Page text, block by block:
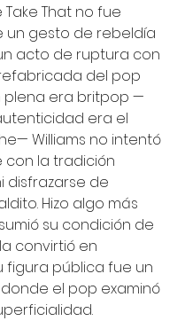
Take That no fue
un gesto de rebeldía
acto de ruptura con
del pop
plena era britpop —
era el
Williams no intentó
con la tradición
disfrazarse de
Hizo algo más
su condición de
convirtió en
figura pública fue un
el pop examinó